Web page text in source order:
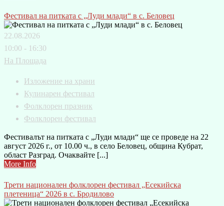
Фестивал на питката с „Луди млади“ в с. Беловец
22.08.2026
10:00 - 16:30
На Площада
Изложение на храни
Кулинарен фестивал
Фолклорен празник
Фолклорен фестивал
Фестивалът на питката с „Луди млади“ ще се проведе на 22
август 2026 г., от 10.00 ч., в село Беловец, община Кубрат,
област Разград. Очаквайте [...]
More Info
Трети национален фолклорен фестивал „Есекийска
плетеница“ 2026 в с. Бродилово